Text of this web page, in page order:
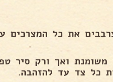
את כל המצרכים
ואך ורק סיר